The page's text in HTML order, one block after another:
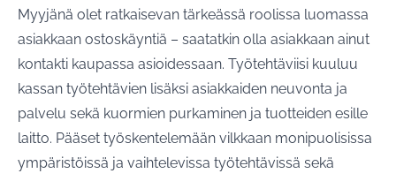
Myyjänä olet ratkaisevan tärkeässä roolissa luomassa
asiakkaan ostoskäyntiä – saatatkin olla asiakkaan ainut
kontakti kaupassa asioidessaan. Työtehtäviisi kuuluu
kassan työtehtävien lisäksi asiakkaiden neuvonta ja
palvelu sekä kuormien purkaminen ja tuotteiden esille
laitto. Pääset työskentelemään vilkkaan monipuolisissa
ympäristöissä ja vaihtelevissa työtehtävissä sekä